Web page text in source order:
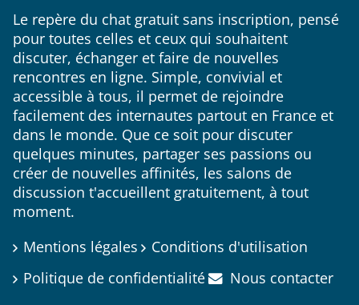
Le repère du chat gratuit sans inscription, pensé
pour toutes celles et ceux qui souhaitent
discuter, échanger et faire de nouvelles
rencontres en ligne. Simple, convivial et
accessible à tous, il permet de rejoindre
facilement des internautes partout en France et
dans le monde. Que ce soit pour discuter
quelques minutes, partager ses passions ou
créer de nouvelles affinités, les salons de
discussion t'accueillent gratuitement, à tout
moment.
Mentions légales
Conditions d'utilisation
Politique de confidentialité
Nous contacter